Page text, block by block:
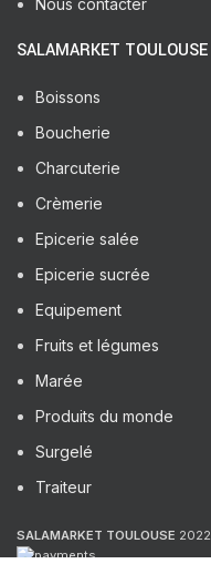
SALAMARKET TOULOUSE
Boissons
Boucherie
Charcuterie
Crèmerie
Epicerie salée
Epicerie sucrée
Equipement
Fruits et légumes
Marée
Produits du monde
Surgelé
Traiteur
SALAMARKET TOULOUSE 2022